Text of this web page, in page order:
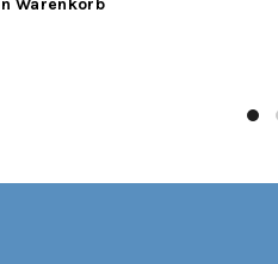
Warenkorb